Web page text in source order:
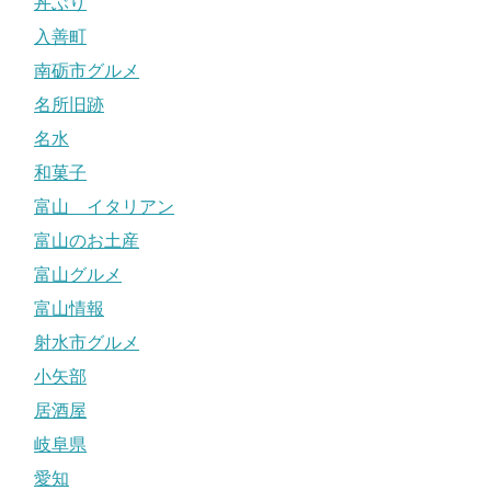
入善町
南砺市グルメ
名所旧跡
名水
和菓子
富山 イタリアン
富山のお土産
富山グルメ
富山情報
射水市グルメ
小矢部
居酒屋
岐阜県
愛知